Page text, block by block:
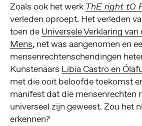
Zoals ook het werk ThE right tO
verleden oproept. Het verleden
toen de Universele Verklaring
Mens, net was aangenomen en
mensenrechtenschendingen
Kunstenaars Libia Castro en
met die ooit beloofde toekomst
manifest dat die mensenrechten
universeel zijn geweest. Zou het
erkennen?